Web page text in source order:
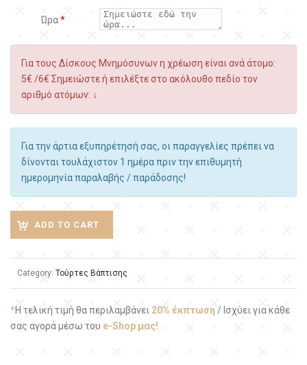
Ώρα*
Για τους Δίσκους Μνημόσυνων η χρέωση είναι ανά άτομο:
5€ /6€ Σημειώστε ή επιλέξτε στο ακόλουθο πεδίο τον
αριθμό ατόμων: ↓
Για την άρτια εξυπηρέτησή σας, οι παραγγελίες πρέπει να
δίνονται τουλάχιστον 1 ημέρα πριν την επιθυμητή
ημερομηνία παραλαβής / παράδοσης!
ADD TO CART
Category: Τούρτες Βάπτισης
*Η τελική τιμή θα περιλαμβάνει 20% έκπτωση / Ισχύει για κάθε
σας αγορά μέσω του e-Shop μας!